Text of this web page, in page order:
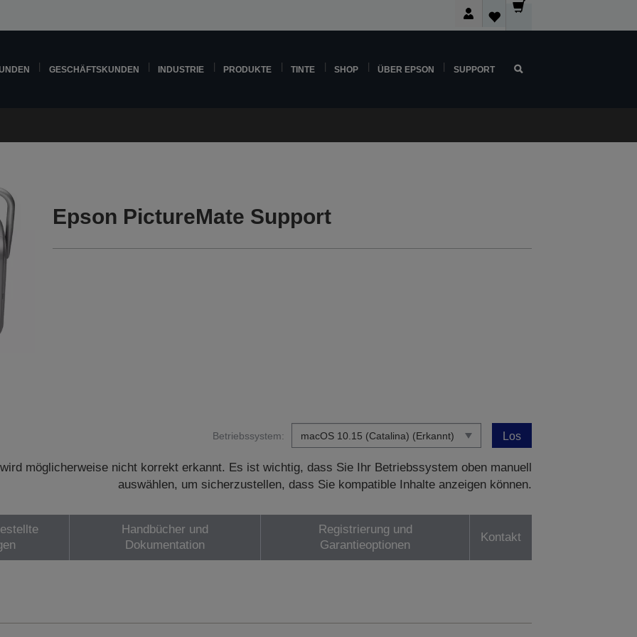
GESCHÄFTSKUNDEN INDUSTRIE PRODUKTE TINTE SHOP ÜBER EPSON SUPPORT
Epson PictureMate Support
Betriebssystem: Los
möglicherweise nicht korrekt erkannt. Es ist wichtig, dass Sie Ihr Betriebssystem oben manuell
auswählen, um sicherzustellen, dass Sie kompatible Inhalte anzeigen können.
Handbücher und
Dokumentation
Registrierung und
Garantieoptionen
Kontakt